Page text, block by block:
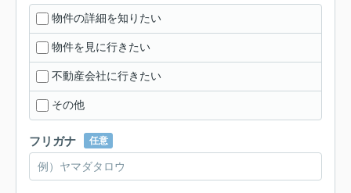
物件の詳細を知りたい
物件を見に行きたい
不動産会社に行きたい
その他
フリガナ 任意